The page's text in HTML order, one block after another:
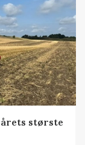
største